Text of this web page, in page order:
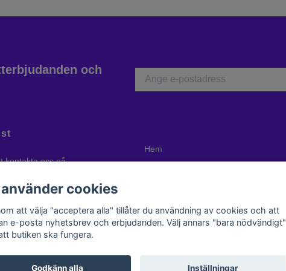
och
kontakta oss på
att besöka oss i Dals Ed
Hem
cookies
att välja "acceptera alla" tillåter du användning av cookies och att
e-posta nyhetsbrev och erbjudanden. Välj annars "bara nödvändigt"
butiken ska fungera.
Godkänn alla Inställningar